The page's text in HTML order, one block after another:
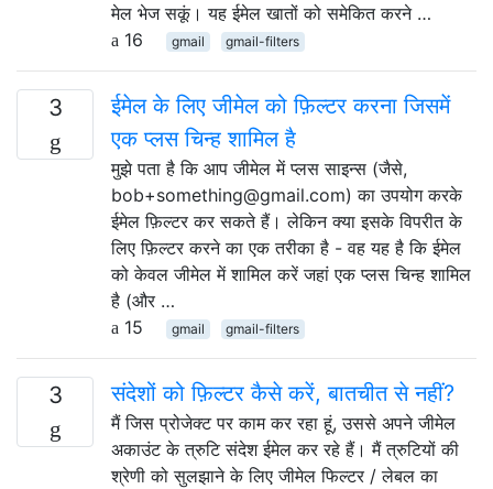
मेल भेज सकूं। यह ईमेल खातों को समेकित करने …
16
gmail gmail-filters
3
ईमेल के लिए जीमेल को फ़िल्टर करना जिसमें
एक प्लस चिन्ह शामिल है
मुझे पता है कि आप जीमेल में प्लस साइन्स (जैसे,
bob+something@gmail.com) का उपयोग करके
ईमेल फ़िल्टर कर सकते हैं। लेकिन क्या इसके विपरीत के
लिए फ़िल्टर करने का एक तरीका है - वह यह है कि ईमेल
को केवल जीमेल में शामिल करें जहां एक प्लस चिन्ह शामिल
है (और …
15
gmail gmail-filters
3 संदेशों को फ़िल्टर कैसे करें, बातचीत से नहीं?
मैं जिस प्रोजेक्ट पर काम कर रहा हूं, उससे अपने जीमेल
अकाउंट के त्रुटि संदेश ईमेल कर रहे हैं। मैं त्रुटियों की
श्रेणी को सुलझाने के लिए जीमेल फिल्टर / लेबल का